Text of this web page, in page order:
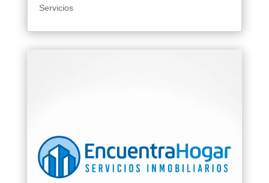
Servicios